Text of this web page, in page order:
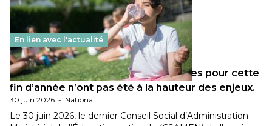
En lien avec l'actualité
Les décisions ministérielles attendues pour cette
fin d’année n’ont pas été à la hauteur des enjeux.
30 juin 2026 - National
Le 30 juin 2026, le dernier Conseil Social d’Administration